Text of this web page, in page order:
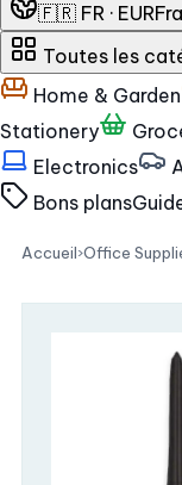
🇫🇷 FR · EUR
Toutes les
Home & Garden
Stationery
Electronics
Bons plans
Accueil›Office